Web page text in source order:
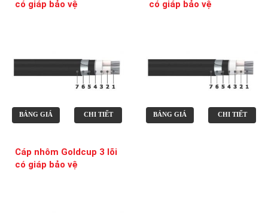
có giáp bảo vệ
BẢNG GIÁ CHI TIẾT
có giáp bảo vệ
BẢNG GIÁ CHI TIẾT
Cáp nhôm Goldcup 3 lõi
có giáp bảo vệ